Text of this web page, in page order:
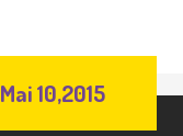
Mai 10,2015